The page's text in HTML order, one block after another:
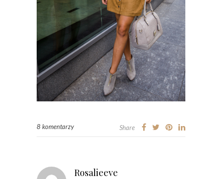
8 komentarzy Share
Rosalieeve